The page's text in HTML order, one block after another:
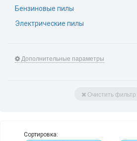
Бензиновые пилы
Электрические пилы
Дополнительные параметры
Очистить фильтр
Сортировка: